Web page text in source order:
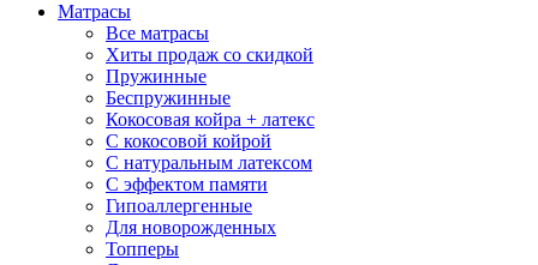
Матрасы
Все матрасы
Хиты продаж со скидкой
Пружинные
Беспружинные
Кокосовая койра + латекс
С кокосовой койрой
С натуральным латексом
С эффектом памяти
Гипоаллергенные
Для новорожденных
Топперы